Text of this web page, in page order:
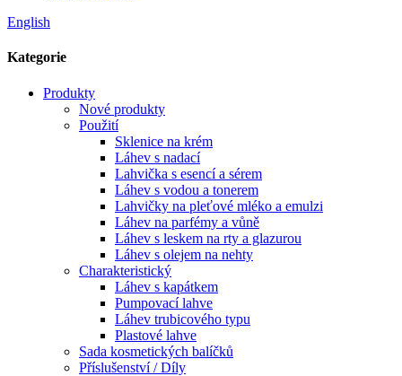
English
Kategorie
Produkty
Nové produkty
Použití
Sklenice na krém
Láhev s nadací
Lahvička s esencí a sérem
Láhev s vodou a tonerem
Lahvičky na pleťové mléko a emulzi
Láhev na parfémy a vůně
Láhev s leskem na rty a glazurou
Láhev s olejem na nehty
Charakteristický
Láhev s kapátkem
Pumpovací lahve
Láhev trubicového typu
Plastové lahve
Sada kosmetických balíčků
Příslušenství / Díly